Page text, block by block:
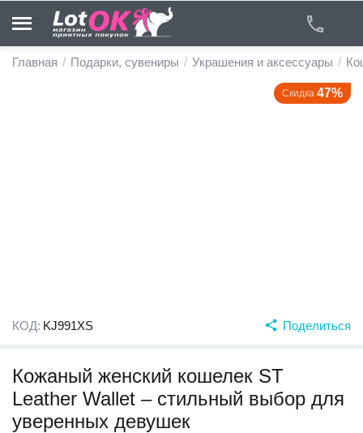
Главная / Подарки, сувениры / Украшения и аксессуары /
Скидка 47%
КОД: KJ991XS Поделиться
Кожаный женский кошелек ST
Leather Wallet – стильный выбор для
уверенных девушек